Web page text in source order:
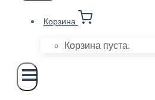
Корзина
Корзина пуста.